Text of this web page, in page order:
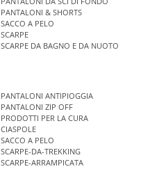
PANTALONI & SHORTS
SACCO A PELO
SCARPE
SCARPE DA BAGNO E DA NUOTO
PANTALONI ANTIPIOGGIA
PANTALONI ZIP OFF
PRODOTTI PER LA CURA
CIASPOLE
SACCO A PELO
SCARPE-DA-TREKKING
SCARPE-ARRAMPICATA